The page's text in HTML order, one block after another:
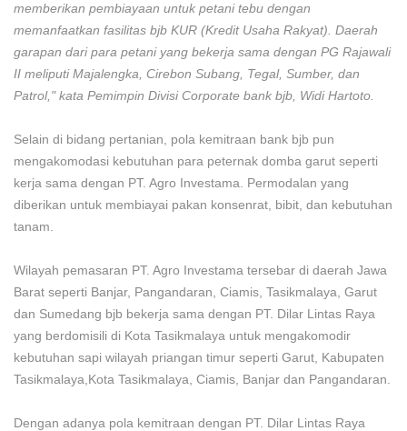
memberikan pembiayaan untuk petani tebu dengan
memanfaatkan fasilitas bjb KUR (Kredit Usaha Rakyat). Daerah
garapan dari para petani yang bekerja sama dengan PG Rajawali
II meliputi Majalengka, Cirebon Subang, Tegal, Sumber, dan
Patrol," kata Pemimpin Divisi Corporate bank bjb, Widi Hartoto.
Selain di bidang pertanian, pola kemitraan bank bjb pun
mengakomodasi kebutuhan para peternak domba garut seperti
kerja sama dengan PT. Agro Investama. Permodalan yang
diberikan untuk membiayai pakan konsenrat, bibit, dan kebutuhan
tanam.
Wilayah pemasaran PT. Agro Investama tersebar di daerah Jawa
Barat seperti Banjar, Pangandaran, Ciamis, Tasikmalaya, Garut
dan Sumedang bjb bekerja sama dengan PT. Dilar Lintas Raya
yang berdomisili di Kota Tasikmalaya untuk mengakomodir
kebutuhan sapi wilayah priangan timur seperti Garut, Kabupaten
Tasikmalaya,Kota Tasikmalaya, Ciamis, Banjar dan Pangandaran.
Dengan adanya pola kemitraan dengan PT. Dilar Lintas Raya